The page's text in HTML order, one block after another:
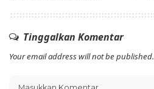
Tinggalkan Komentar
Your email address will not be published.